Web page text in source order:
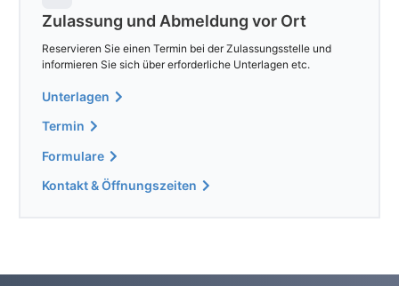
Zulassung und Abmeldung vor Ort
Reservieren Sie einen Termin bei der Zulassungsstelle und
informieren Sie sich über erforderliche Unterlagen etc.
Unterlagen
Termin
Formulare
Kontakt & Öffnungszeiten